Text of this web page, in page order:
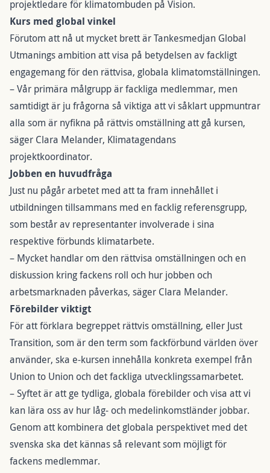
projektledare för klimatombuden på Vision.
Kurs med global vinkel
Förutom att nå ut mycket brett är Tankesmedjan Global
Utmanings ambition att visa på betydelsen av fackligt
engagemang för den rättvisa, globala klimatomställningen.
– Vår primära målgrupp är fackliga medlemmar, men
samtidigt är ju frågorna så viktiga att vi såklart uppmuntrar
alla som är nyfikna på rättvis omställning att gå kursen,
säger Clara Melander, Klimatagendans
projektkoordinator.
Jobben en huvudfråga
Just nu pågår arbetet med att ta fram innehållet i
utbildningen tillsammans med en facklig referensgrupp,
som består av representanter involverade i sina
respektive förbunds klimatarbete.
– Mycket handlar om den rättvisa omställningen och en
diskussion kring fackens roll och hur jobben och
arbetsmarknaden påverkas, säger Clara Melander.
Förebilder viktigt
För att förklara begreppet rättvis omställning, eller Just
Transition, som är den term som fackförbund världen över
använder, ska e-kursen innehålla konkreta exempel från
Union to Union och det fackliga utvecklingssamarbetet.
– Syftet är att ge tydliga, globala förebilder och visa att vi
kan lära oss av hur låg- och medelinkomstländer jobbar.
Genom att kombinera det globala perspektivet med det
svenska ska det kännas så relevant som möjligt för
fackens medlemmar.